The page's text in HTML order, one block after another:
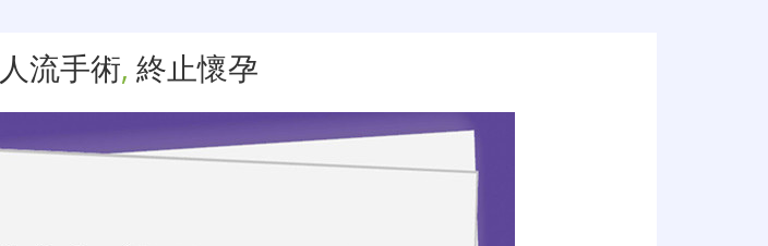
人流手術, 終止懷孕